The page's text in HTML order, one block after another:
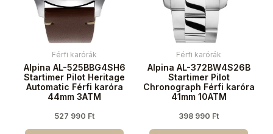
Férfi karórák
Alpina AL-525BBG4SH6
Startimer Pilot Heritage
Automatic Férfi karóra
44mm 3ATM
527 990 Ft
Férfi karórák
Alpina AL-372BW4S26B
Startimer Pilot
Chronograph Férfi karóra
41mm 10ATM
398 990 Ft